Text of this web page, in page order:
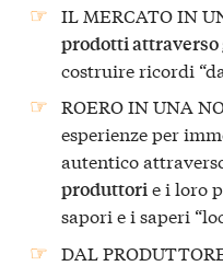
IL MERCATO IN
prodotti attraverso
costruire ricordi
ROERO IN UNA
esperienze per
autentico
produttorie i loro
sapori e i saperi
DAL